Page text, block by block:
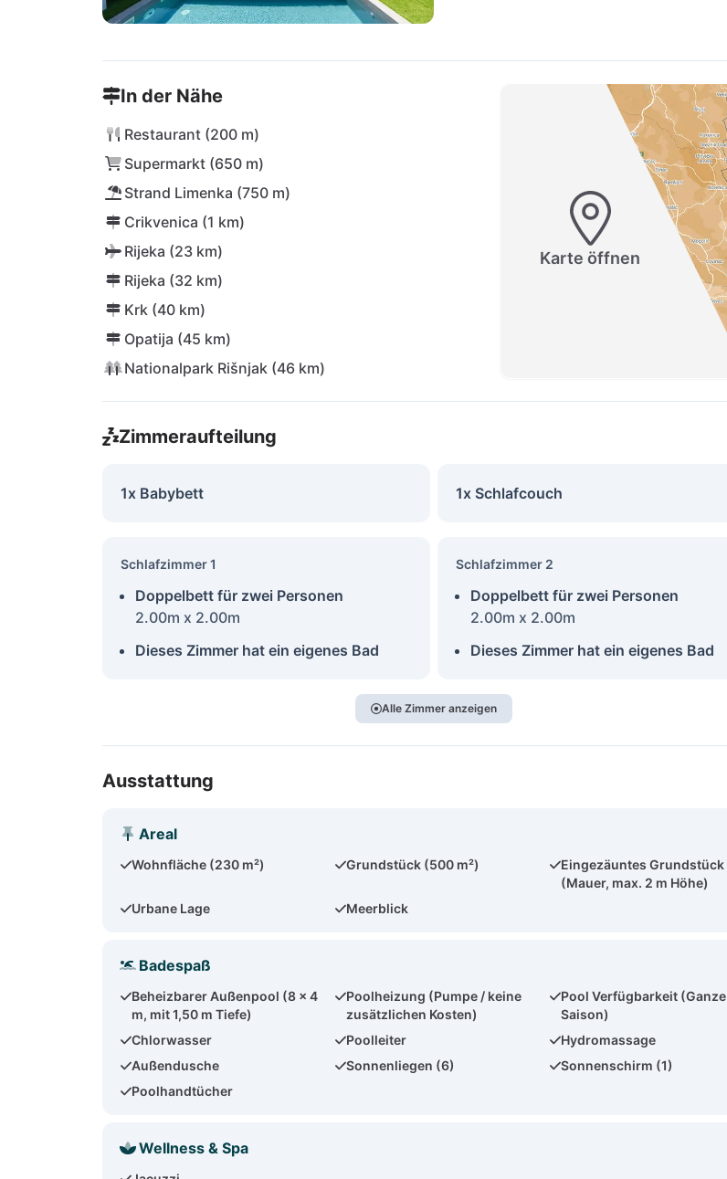
In der Nähe
Restaurant (200 m)
Supermarkt (650 m)
Strand Limenka (750 m)
Crikvenica (1 km)
Rijeka (23 km)
Rijeka (32 km)
Krk (40 km)
Opatija (45 km)
Nationalpark Rišnjak (46 km)
Karte öffnen
Zimmeraufteilung
1x Babybett 1x Schlafcouch
Schlafzimmer 1
Doppelbett für zwei Personen
2.00m x 2.00m
Dieses Zimmer hat ein eigenes Bad
Schlafzimmer 2
Doppelbett für zwei Personen
2.00m x 2.00m
Dieses Zimmer hat ein eigenes Bad
Alle Zimmer anzeigen
Ausstattung
Areal
Wohnfläche (230 m²) Grundstück (500 m²)
Eingezäuntes Grundstück
(Mauer, max. 2 m Höhe)
Urbane Lage
Meerblick
Badespaß
Beheizbarer Außenpool (8 x 4
m, mit 1,50 m Tiefe)
Poolheizung (Pumpe / keine
zusätzlichen Kosten)
Pool Verfügbarkeit (Ganze
Saison)
Chlorwasser
Poolleiter
Hydromassage
Außendusche
Sonnenliegen (6)
Sonnenschirm (1)
Poolhandtücher
Wellness & Spa